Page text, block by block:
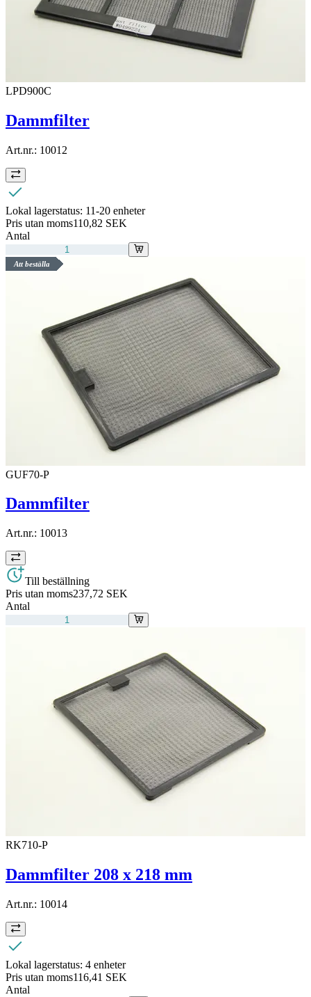
LPD900C
Dammfilter
Art.nr.: 10012
Lokal lagerstatus: 11-20 enheter
Pris utan moms110,82 SEK
Antal
Att beställa
GUF70-P
Dammfilter
Art.nr.: 10013
Till beställning
Pris utan moms237,72 SEK
Antal
RK710-P
Dammfilter 208 x 218 mm
Art.nr.: 10014
Lokal lagerstatus: 4 enheter
Pris utan moms116,41 SEK
Antal